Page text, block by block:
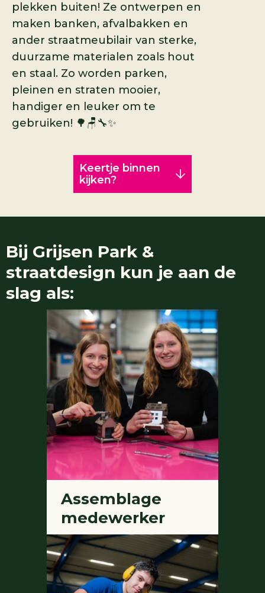
plekken buiten! Ze ontwerpen en
maken banken, afvalbakken en
ander straatmeubilair van sterke,
duurzame materialen zoals hout
en staal. Zo worden parken,
pleinen en straten mooier,
handiger en leuker om te
gebruiken! 🌳🪑🔧✨
Keertje binnen
kijken?
Bij Grijsen Park &
straatdesign kun je aan de
slag als:
Assemblage
medewerker